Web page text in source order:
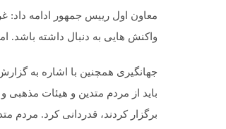
معاون اول رییس جمهور ادامه داد:
واکنش هایی به دنبال داشته باشد.
جهانگیری همچنین با اشاره به
باید از مردم متدین و هیئات مذهبی
برگزار کردند، قدردانی کرد. مردم